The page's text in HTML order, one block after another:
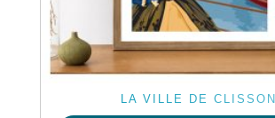
LA VILLE DE CLISSON